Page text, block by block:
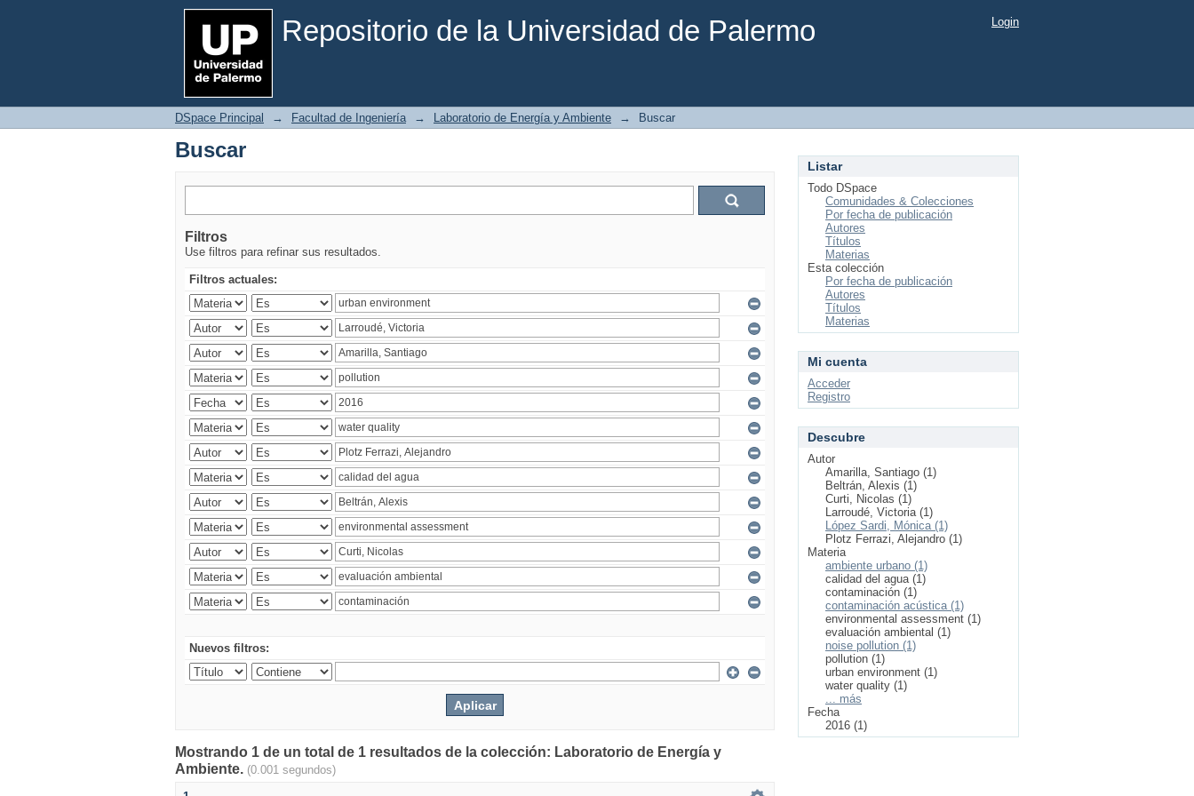
Repositorio de la Universidad de Palermo
Buscar Login
DSpace Principal → Facultad de Ingeniería → Laboratorio de Energía y Ambiente → Buscar
Buscar
Filtros
Use filtros para refinar sus resultados.
Filtros actuales:
Nuevos filtros:
Mostrando 1 de un total de 1 resultados de la colección: Laboratorio de Energía y
Ambiente. (0.001 segundos)
Listar
Todo DSpace
Comunidades & Colecciones
Por fecha de publicación
Autores
Títulos
Materias
Esta colección
Por fecha de publicación
Autores
Títulos
Materias
Mi cuenta
Acceder
Registro
Descubre
Autor
Amarilla, Santiago (1)
Beltrán, Alexis (1)
Curti, Nicolas (1)
Larroudé, Victoria (1)
López Sardi, Mónica (1)
Plotz Ferrazi, Alejandro (1)
Materia
ambiente urbano (1)
calidad del agua (1)
contaminación (1)
contaminación acústica (1)
environmental assessment (1)
evaluación ambiental (1)
noise pollution (1)
pollution (1)
urban environment (1)
water quality (1)
... más
Fecha
2016 (1)